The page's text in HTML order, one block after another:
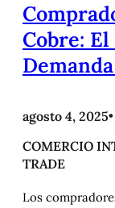
Cobre:
agosto 4, 2025•
COMERCIO
TRADE
Los